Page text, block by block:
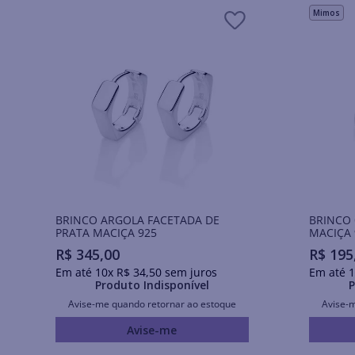
BRINCO ARGOLA FACETADA DE
PRATA MACIÇA 925
R$ 345,00
Em até 10x R$ 34,50sem juros
Produto Indisponível
Avise-me quando retornar ao estoque
Avise-me
Mimos
BRINCO
MACIÇA
R$ 195
Em até
Avise-